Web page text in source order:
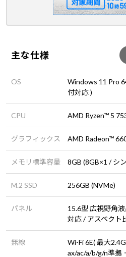
主な仕様
OS
Windows 11 Pro
付対応 )
CPU AMD Ryzen™ 5
グラフィックス AMD Radeon™
メモリ標準容量 8GB (8GB×1 / シ
M.2 SSD 256GB (NVMe)
パネル
15.6型 広視野角
対応 / アスペクト
無線
Wi-Fi 6E( 最大
ax/ac/a/b/g/n準拠